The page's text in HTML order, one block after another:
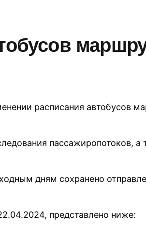
расписания
пассажиропотоков, а
дням сохранено
представлено ниже: